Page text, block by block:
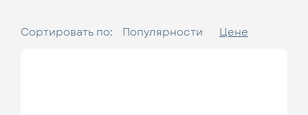
Сортировать по: Популярности Цене